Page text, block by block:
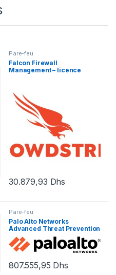
Pare-feu
Falcon Firewall
Management – licence
30.879,93 Dhs
Pare-feu
Palo Alto Networks
Advanced Threat Prevention
– renouvellement de la
licence d’abonnement (1 an)
– 1 périphérique
807.555,95 Dhs